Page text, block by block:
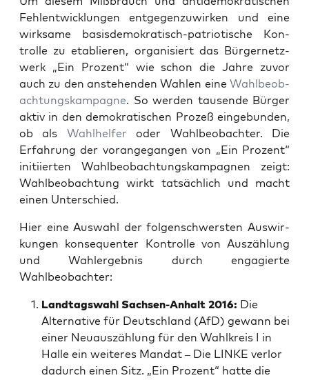
Fehl­ent­wick­lun­gen ent­ge­gen­zu­wir­ken und eine
wirk­sa­me basis­de­mo­kra­tisch-patrio­ti­sche Kon­
trol­le zu eta­blie­ren, orga­ni­siert das Bür­ger­netz­
werk „Ein Pro­zent“ wie schon die Jah­re zuvor
auch zu den anste­hen­den Wah­len eine Wahl­be­ob­
ach­tungs­kam­pa­gne. So wer­den tau­sen­de Bür­ger
aktiv in den demo­kra­ti­schen Pro­zeß ein­ge­bun­den,
ob als Wahl­hel­fer oder Wahl­be­ob­ach­ter. Die
Erfah­rung der vor­an­ge­gan­gen von „Ein Pro­zent“
initi­ier­ten Wahl­be­ob­ach­tungs­kam­pa­gnen zeigt:
Wahl­be­ob­ach­tung wirkt tat­säch­lich und macht
einen Unterschied.
Hier eine Aus­wahl der fol­gen­schwers­ten Aus­wir­
kun­gen kon­se­quen­ter Kon­trol­le von Aus­zäh­lung
und Wahl­er­geb­nis durch enga­gier­te
Wahlbeobachter:
Land­tags­wahl Sach­sen-Anhalt 2016: Die
Alter­na­ti­ve für Deutsch­land (AfD) gewann bei
einer Neu­aus­zäh­lung für den Wahl­kreis I in
Hal­le ein wei­te­res Man­dat – Die LINKE ver­lor
dadurch einen Sitz. „Ein Pro­zent“ hat­te die